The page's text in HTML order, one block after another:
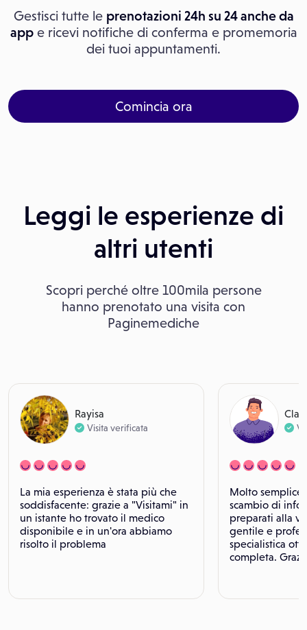
Gestisci tutte le prenotazioni 24h su 24 anche da
appe ricevi notifiche di conferma e promemoria
dei tuoi appuntamenti.
Comincia ora
Leggi le esperienze di
altri utenti
Scopri perché oltre 100mila persone
hanno prenotato una visita con
Paginemediche
Rayisa
Visita verificata
La mia esperienza è stata più che
soddisfacente: grazie a "Visitami" in
un istante ho trovato il medico
disponibile e in un'ora abbiamo
risolto il problema
Molto semplice
scambio di
preparati alla
gentile e
specialistica
completa.